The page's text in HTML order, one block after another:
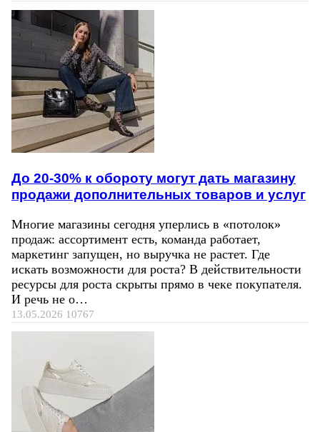
До 20-30% к обороту могут дать магазину
продажи дополнительных товаров и услуг
Многие магазины сегодня уперлись в «потолок»
продаж: ассортимент есть, команда работает,
маркетинг запущен, но выручка не растет. Где
искать возможности для роста? В действительности
ресурсы для роста скрыты прямо в чеке покупателя.
И речь не о…
13.05.2026 10767